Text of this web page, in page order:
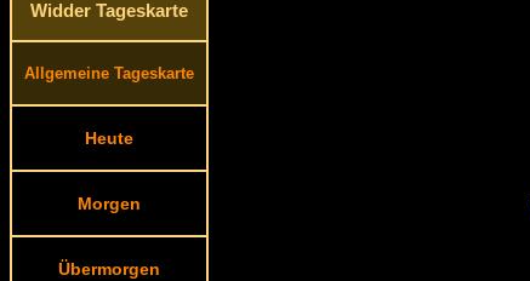
Widder Tageskarte
Allgemeine Tageskarte
Heute
Morgen
Übermorgen